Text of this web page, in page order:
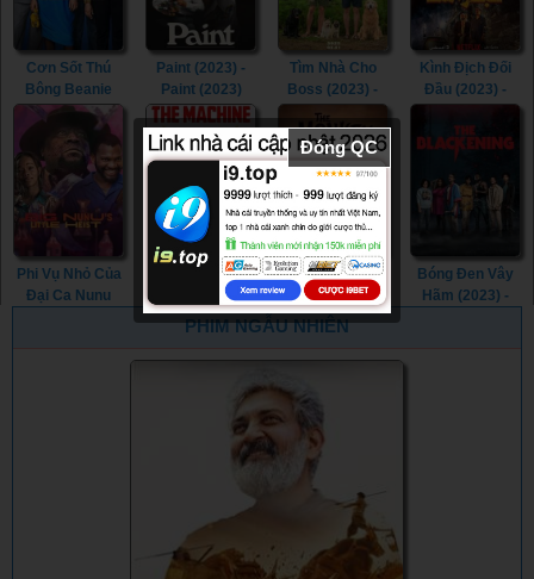
Cơn Sốt Thú
Bông Beanie
(2023) - The
Beanie Bubble
(2023)
Paint (2023) -
Paint (2023)
Tìm Nhà Cho
Boss (2023) -
My Heart Puppy
(2023)
Kình Địch Đối
Đầu (2023) -
(2023)
Phi Vụ Nhỏ Của
Đại Ca Nunu
Hồi Ức Đen Tối
(2023) - The
Machine (2023)
Hầu Vương
(2023) - The
Monkey King
Bóng Đen Vây
Hãm (2023) -
PHIM NGẪU NHIÊN
Đóng QC